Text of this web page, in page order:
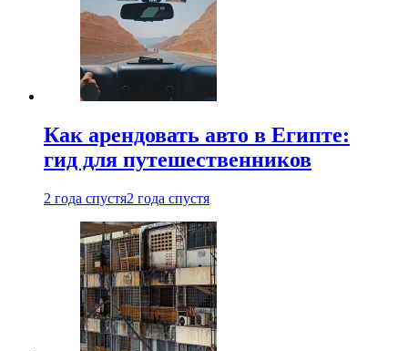
Как арендовать авто в Египте:
гид для путешественников
2 года спустя2 года спустя